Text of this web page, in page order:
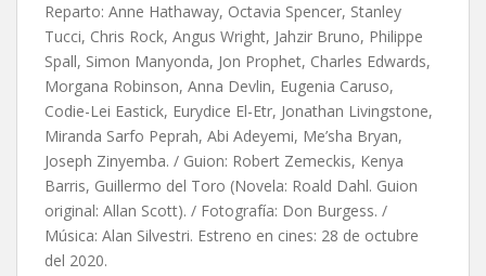
Reparto: Anne Hathaway, Octavia Spencer, Stanley
Tucci, Chris Rock, Angus Wright, Jahzir Bruno, Philippe
Spall, Simon Manyonda, Jon Prophet, Charles Edwards,
Morgana Robinson, Anna Devlin, Eugenia Caruso,
Codie-Lei Eastick, Eurydice El-Etr, Jonathan Livingstone,
Miranda Sarfo Peprah, Abi Adeyemi, Me’sha Bryan,
Joseph Zinyemba. / Guion: Robert Zemeckis, Kenya
Barris, Guillermo del Toro (Novela: Roald Dahl. Guion
original: Allan Scott). / Fotografía: Don Burgess. /
Música: Alan Silvestri. Estreno en cines: 28 de octubre
del 2020.